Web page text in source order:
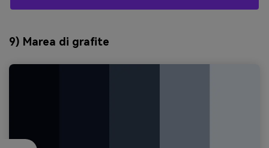
9) Marea di grafite